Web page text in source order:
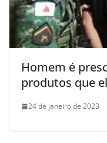
Homem é
produtos que
24 de janeiro de 2023